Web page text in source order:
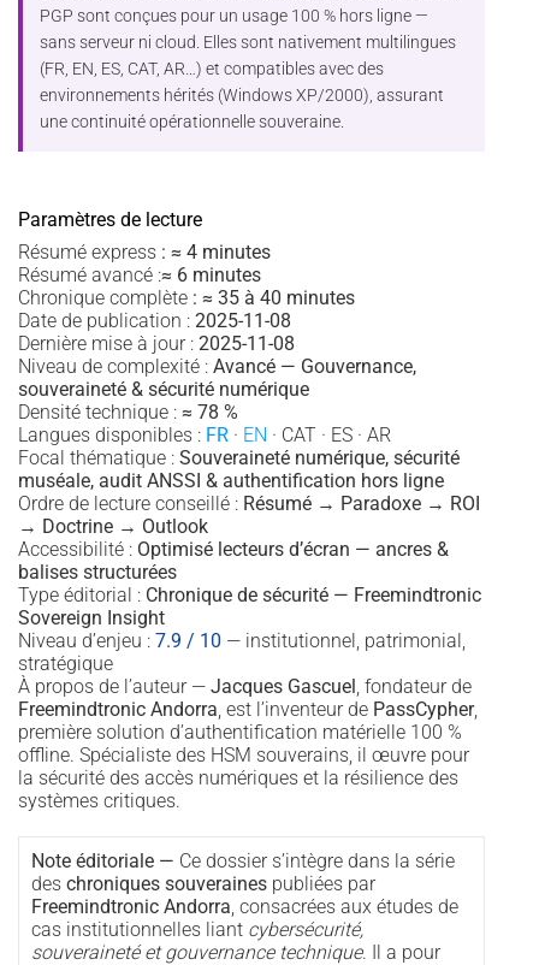
PGP sont conçues pour un usage 100 % hors ligne —
sans serveur ni cloud. Elles sont nativement multilingues
(FR, EN, ES, CAT, AR…) et compatibles avec des
environnements hérités (Windows XP/2000), assurant
une continuité opérationnelle souveraine.
Paramètres de lecture
Résumé express : ≈ 4 minutes
Résumé avancé :≈ 6 minutes
Chronique complète : ≈ 35 à 40 minutes
Date de publication : 2025-11-08
Dernière mise à jour : 2025-11-08
Niveau de complexité : Avancé — Gouvernance,
souveraineté & sécurité numérique
Densité technique : ≈ 78 %
Langues disponibles : FR · EN · CAT · ES · AR
Focal thématique : Souveraineté numérique, sécurité
muséale, audit ANSSI & authentification hors ligne
Ordre de lecture conseillé : Résumé → Paradoxe → ROI
→ Doctrine → Outlook
Accessibilité : Optimisé lecteurs d’écran — ancres &
balises structurées
Type éditorial : Chronique de sécurité — Freemindtronic
Sovereign Insight
Niveau d’enjeu : 7.9 / 10 — institutionnel, patrimonial,
stratégique
À propos de l’auteur — Jacques Gascuel , fondateur de
Freemindtronic Andorra , est l’inventeur de PassCypher,
première solution d’authentification matérielle 100 %
offline. Spécialiste des HSM souverains, il œuvre pour
la sécurité des accès numériques et la résilience des
systèmes critiques.
Note éditoriale — Ce dossier s’intègre dans la série
des chroniques souverainespubliées par
Freemindtronic Andorra, consacrées aux études de
cas institutionnelles liant cybersécurité,
souveraineté et gouvernance technique. Il a pour